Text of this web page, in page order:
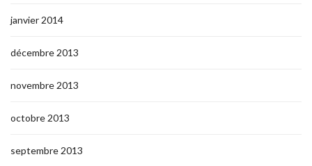
janvier 2014
décembre 2013
novembre 2013
octobre 2013
septembre 2013